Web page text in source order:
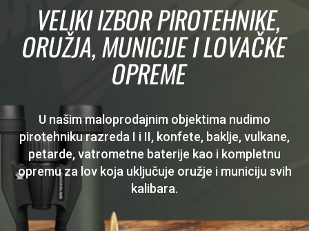
VELIKI IZBOR PIROTEHNIKE,
ORUŽJA, MUNICIJE I LOVAČKE
OPREME
U našim maloprodajnim objektima nudimo
pirotehniku razreda I i II, konfete, baklje, vulkane,
petarde, vatrometne baterije kao i kompletnu
opremu za lov koja uključuje oružje i municiju svih
kalibara.